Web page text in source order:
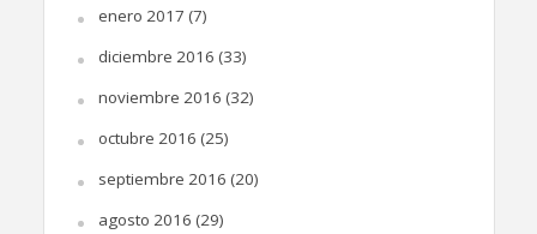
enero 2017 (7)
diciembre 2016 (33)
noviembre 2016 (32)
octubre 2016 (25)
septiembre 2016 (20)
agosto 2016 (29)